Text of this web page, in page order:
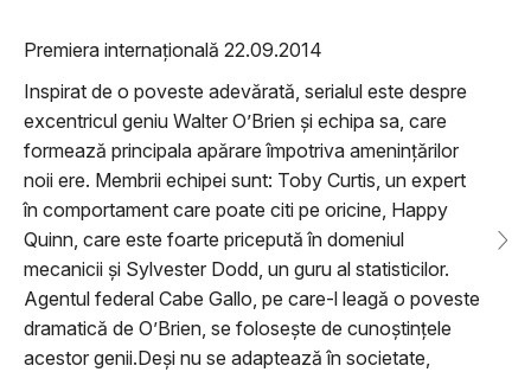
Premiera internațională 22.09.2014
Inspirat de o poveste adevărată, serialul este despre
excentricul geniu Walter O’Brien și echipa sa, care
formează principala apărare împotriva amenințărilor
noii ere. Membrii echipei sunt: Toby Curtis, un expert
în comportament care poate citi pe oricine, Happy
Quinn, care este foarte pricepută în domeniul
mecanicii și Sylvester Dodd, un guru al statisticilor.
Agentul federal Cabe Gallo, pe care-l leagă o poveste
dramatică de O’Brien, se folosește de cunoștințele
acestor genii.Deși nu se adaptează în societate,